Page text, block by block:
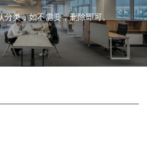
分类，如不需要，删除即可。